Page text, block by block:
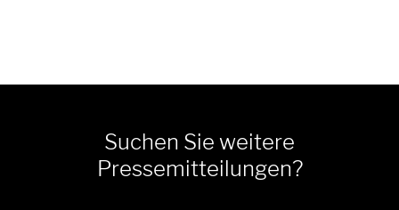
Suchen Sie weitere
Pressemitteilungen?